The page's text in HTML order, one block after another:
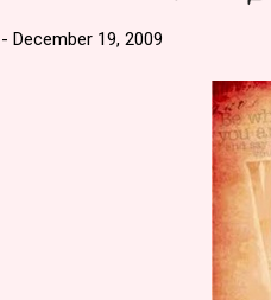
- December 19, 2009